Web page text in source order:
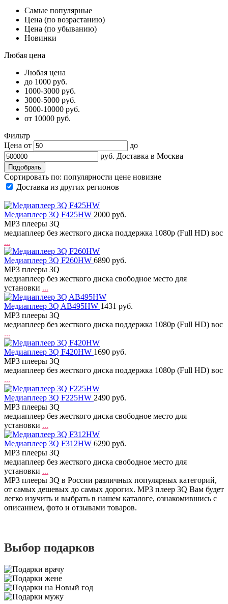
Самые популярные
Цена (по возрастанию)
Цена (по убыванию)
Новинки
Любая цена
Любая цена
до 1000 руб.
1000-3000 руб.
3000-5000 руб.
5000-10000 руб.
от 10000 руб.
Фильтр
Цена от
до
руб. Доставка в Москва
Сортировать по: популярности цене новизне
Доставка из других регионов
Медиаплеер 3Q F425HW 2000 руб.
MP3 плееры 3Q
медиаплеер без жесткого диска поддержка 1080p (Full HD) вос
...
Медиаплеер 3Q F260HW 6890 руб.
MP3 плееры 3Q
медиаплеер без жесткого диска свободное место для
установки ...
Медиаплеер 3Q AB495HW 1431 руб.
MP3 плееры 3Q
медиаплеер без жесткого диска поддержка 1080p (Full HD) вос
...
Медиаплеер 3Q F420HW 1690 руб.
MP3 плееры 3Q
медиаплеер без жесткого диска поддержка 1080p (Full HD) вос
...
Медиаплеер 3Q F225HW 2490 руб.
MP3 плееры 3Q
медиаплеер без жесткого диска свободное место для
установки ...
Медиаплеер 3Q F312HW 6290 руб.
MP3 плееры 3Q
медиаплеер без жесткого диска свободное место для
установки ...
MP3 плееры 3Q в России различных популярных категорий,
от самых дешевых до самых дорогих. MP3 плеер 3Q Вам будет
легко изучить и выбрать в нашем каталоге, ознакомившись с
описанием, фото и отзывами товаров.
Выбор подарков